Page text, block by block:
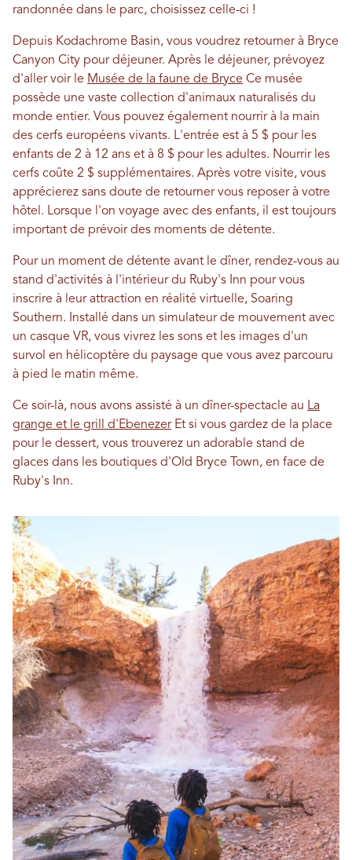
randonnée dans le parc, choisissez celle-ci !
Depuis Kodachrome Basin, vous voudrez retourner à Bryce
Canyon City pour déjeuner. Après le déjeuner, prévoyez
d'aller voir le Musée de la faune de Bryce Ce musée
possède une vaste collection d'animaux naturalisés du
monde entier. Vous pouvez également nourrir à la main
des cerfs européens vivants. L'entrée est à 5 $ pour les
enfants de 2 à 12 ans et à 8 $ pour les adultes. Nourrir les
cerfs coûte 2 $ supplémentaires. Après votre visite, vous
apprécierez sans doute de retourner vous reposer à votre
hôtel. Lorsque l'on voyage avec des enfants, il est toujours
important de prévoir des moments de détente.
Pour un moment de détente avant le dîner, rendez-vous au
stand d'activités à l'intérieur du Ruby's Inn pour vous
inscrire à leur attraction en réalité virtuelle, Soaring
Southern. Installé dans un simulateur de mouvement avec
un casque VR, vous vivrez les sons et les images d'un
survol en hélicoptère du paysage que vous avez parcouru
à pied le matin même.
Ce soir-là, nous avons assisté à un dîner-spectacle au La
grange et le grill d'EbenezerEt si vous gardez de la place
pour le dessert, vous trouverez un adorable stand de
glaces dans les boutiques d'Old Bryce Town, en face de
Ruby's Inn.